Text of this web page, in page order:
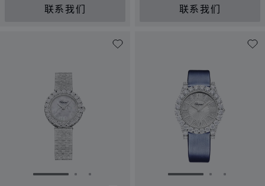
联系我们 联系我们
转到幻灯片 1转到幻灯片 2
转到幻灯片 3
转到幻灯片 1转到幻灯
转到幻